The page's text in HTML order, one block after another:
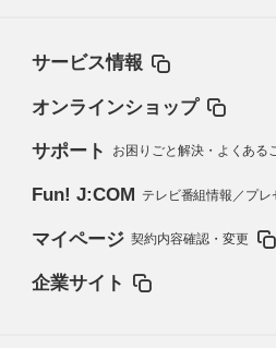
サービス情報
オンラインショップ
サポート お困りごと解決・よくある
Fun! J:COM テレビ番組情報／プ
マイページ 契約内容確認・変更
企業サイト